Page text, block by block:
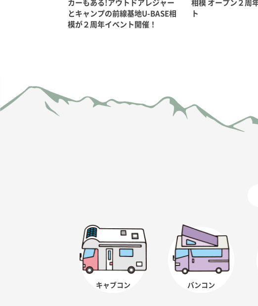
とキャンプの前線基地U-BASE相
模が２周年イベント開催！
ト
キャブコン バンコン